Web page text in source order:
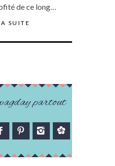
de ce long…
SUITE
partout